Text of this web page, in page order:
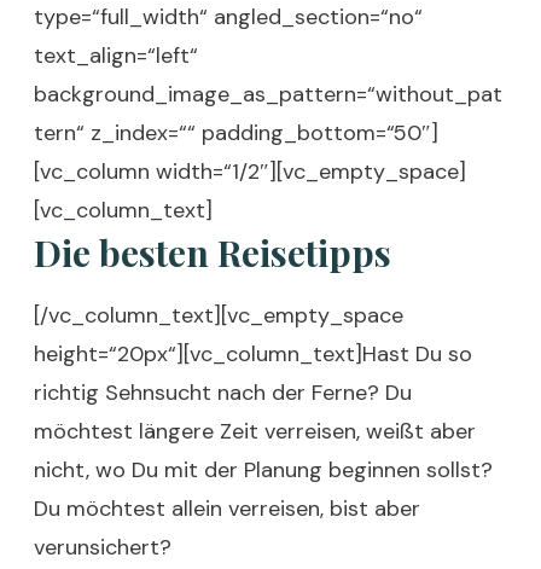
type=“full_width“ angled_section=“no“
text_align=“left“
background_image_as_pattern=“without_pat
tern“ z_index=““ padding_bottom=“50″]
[vc_column width=“1/2″][vc_empty_space]
[vc_column_text]
Die besten Reisetipps
[/vc_column_text][vc_empty_space
height=“20px“][vc_column_text]Hast Du so
richtig Sehnsucht nach der Ferne? Du
möchtest längere Zeit verreisen, weißt aber
nicht, wo Du mit der Planung beginnen sollst?
Du möchtest allein verreisen, bist aber
verunsichert?